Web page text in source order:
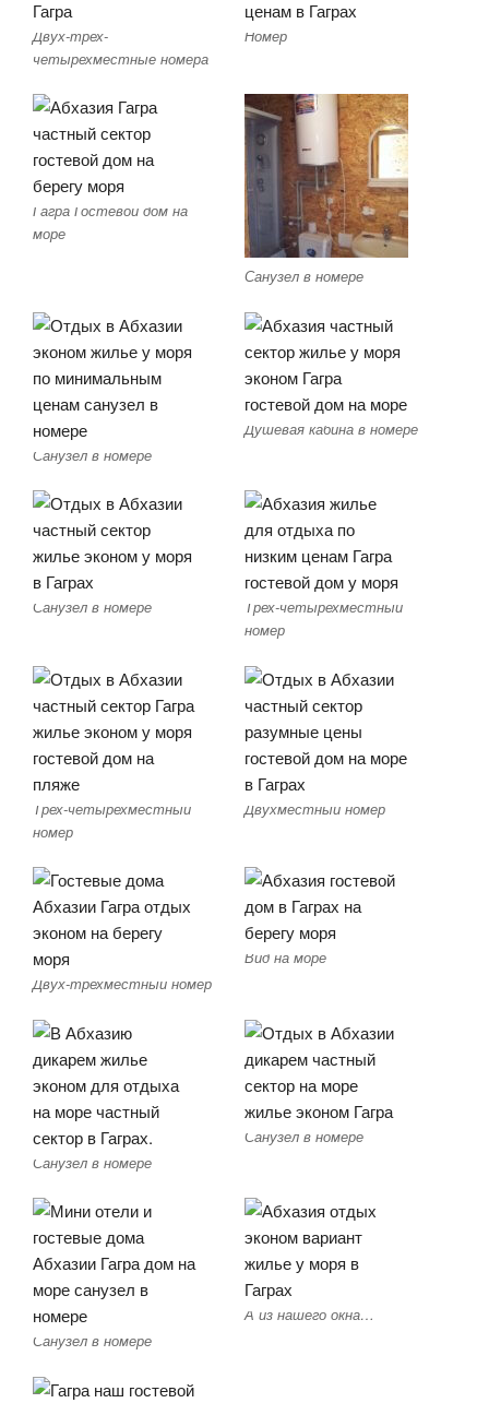
Двух-трех-
четырехместные номера
Номер
Гагра Гостевой дом на
море
Санузел в номере
Санузел в номере
Душевая кабина в номере
Санузел в номере
Трех-четырехместный
номер
Трех-четырехместный
номер
Двухместный номер
Двух-трехместный номер
Вид на море
Санузел в номере
Санузел в номере
Санузел в номере
А из нашего окна…